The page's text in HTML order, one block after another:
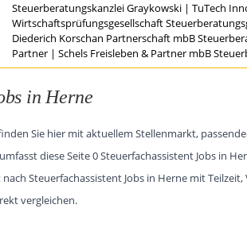
Steuerberatungskanzlei Graykowski | TuTech
Wirtschaftsprüfungsgesellschaft
Diederich Korschan Partnerschaft mbB
Partner | Schels Freisleben & Partner mbB
in Herne
Sie hier mit aktuellem Stellenmarkt,
diese Seite 0 Steuerfachassistent Jobs in
nach Steuerfachassistent Jobs in Herne mit
vergleichen.